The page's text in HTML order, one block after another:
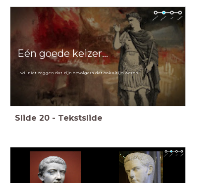
Eén goede keizer...
...wil niet zeggen dat zijn opvolgers dat ook altijd waren...
Slide 20 - Tekstslide